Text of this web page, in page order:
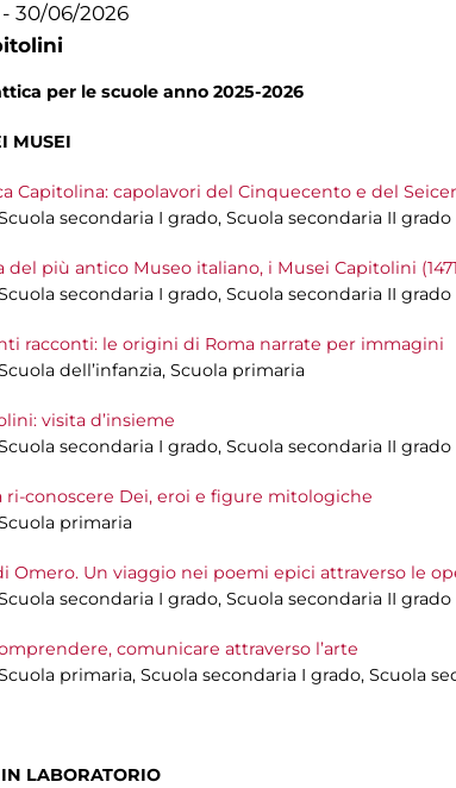
- 30/06/2026
per le scuole anno 2025-2026
MUSEI
Capitolina: capolavori del Cinquecento e del
secondaria I grado, Scuola secondaria II grado
del più antico Museo italiano, i Musei Capitolini
secondaria I grado, Scuola secondaria II grado
racconti: le origini di Roma narrate per immagini
dell’infanzia, Scuola primaria
visita d’insieme
secondaria I grado, Scuola secondaria II grado
ri-conoscere Dei, eroi e figure mitologiche
primaria
Omero. Un viaggio nei poemi epici attraverso le
secondaria I grado, Scuola secondaria II grado
comunicare attraverso l’arte
primaria, Scuola secondaria I grado, Scuola
LABORATORIO